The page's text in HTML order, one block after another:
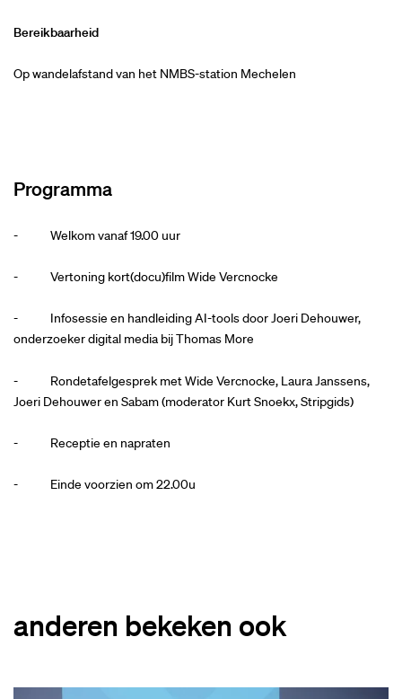
Bereikbaarheid
Op wandelafstand van het NMBS-station Mechelen
Programma
- Welkom vanaf 19.00 uur
- Vertoning kort(docu)film Wide Vercnocke
- Infosessie en handleiding AI-tools door Joeri Dehouwer,
onderzoeker digital media bij Thomas More
- Rondetafelgesprek met Wide Vercnocke, Laura Janssens,
Joeri Dehouwer en Sabam (moderator Kurt Snoekx, Stripgids)
- Receptie en napraten
- Einde voorzien om 22.00u
anderen bekeken ook